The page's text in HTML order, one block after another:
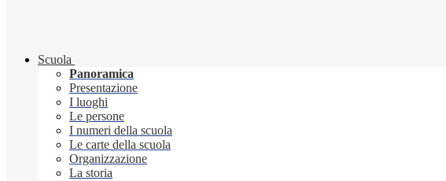
Scuola
Panoramica
Presentazione
I luoghi
Le persone
I numeri della scuola
Le carte della scuola
Organizzazione
La storia